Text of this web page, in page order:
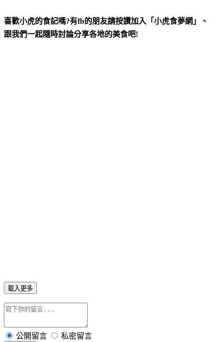
喜歡小虎的食記嗎?有fb的朋友請按讚加入「小虎食夢網」、
跟我們一起隨時討論分享各地的美食吧!
載入更多
公開留言 私密留言